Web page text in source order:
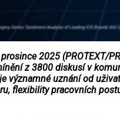
2025 (PROTEXT/
z 3800 diskusí v
významné uznání od
flexibility pracovních